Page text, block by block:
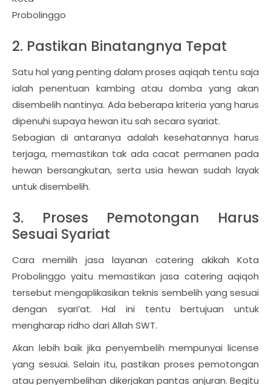
Probolinggo
2. Pastikan Binatangnya Tepat
Satu hal yang penting dalam proses aqiqah tentu saja
ialah penentuan kambing atau domba yang akan
disembelih nantinya. Ada beberapa kriteria yang harus
dipenuhi supaya hewan itu sah secara syariat.
Sebagian di antaranya adalah kesehatannya harus
terjaga, memastikan tak ada cacat permanen pada
hewan bersangkutan, serta usia hewan sudah layak
untuk disembelih.
3. Proses Pemotongan Harus
Sesuai Syariat
Cara memilih jasa layanan catering akikah Kota
Probolinggo yaitu memastikan jasa catering aqiqoh
tersebut mengaplikasikan teknis sembelih yang sesuai
dengan syari’at. Hal ini tentu bertujuan untuk
mengharap ridho dari Allah SWT.
Akan lebih baik jika penyembelih mempunyai license
yang sesuai. Selain itu, pastikan proses pemotongan
atau penyembelihan dikerjakan pantas anjuran. Begitu